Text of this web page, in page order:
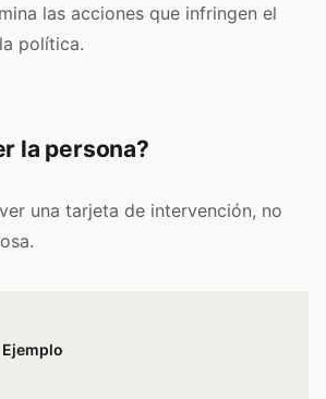
las acciones que infringen el
política.
la persona?
una tarjeta de intervención, no
Ejemplo